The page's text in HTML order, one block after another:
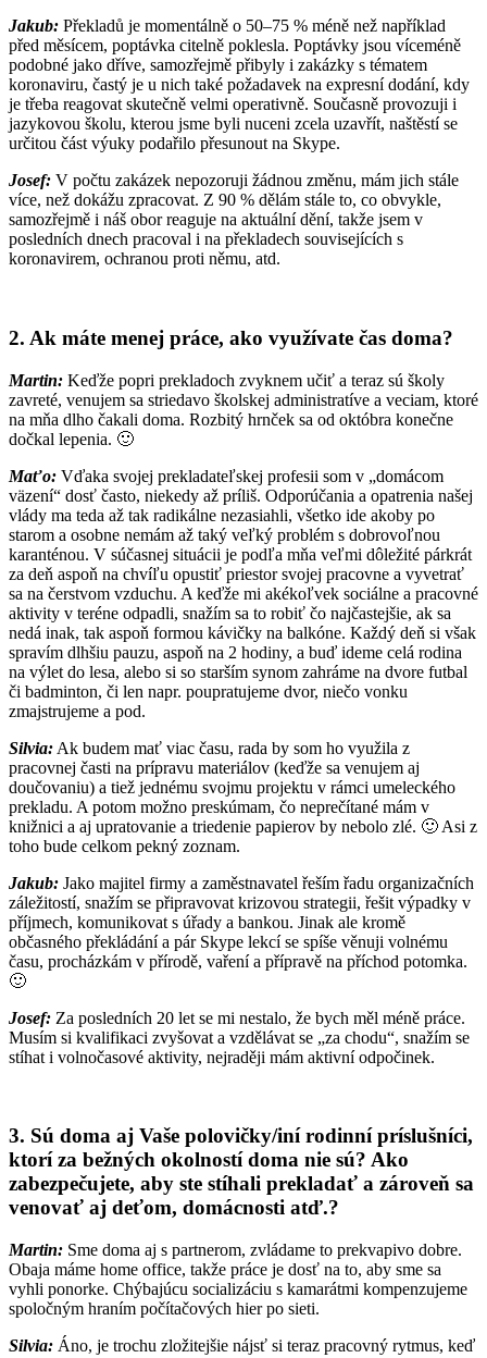
Jakub: Překladů je momentálně o 50–75 % méně než například
před měsícem, poptávka citelně poklesla. Poptávky jsou víceméně
podobné jako dříve, samozřejmě přibyly i zakázky s tématem
koronaviru, častý je u nich také požadavek na expresní dodání, kdy
je třeba reagovat skutečně velmi operativně. Současně provozuji i
jazykovou školu, kterou jsme byli nuceni zcela uzavřít, naštěstí se
určitou část výuky podařilo přesunout na Skype.
Josef: V počtu zakázek nepozoruji žádnou změnu, mám jich stále
více, než dokážu zpracovat. Z 90 % dělám stále to, co obvykle,
samozřejmě i náš obor reaguje na aktuální dění, takže jsem v
posledních dnech pracoval i na překladech souvisejících s
koronavirem, ochranou proti němu, atd.
2. Ak máte menej práce, ako využívate čas doma?
Martin: Keďže popri prekladoch zvyknem učiť a teraz sú školy
zavreté, venujem sa striedavo školskej administratíve a veciam, ktoré
na mňa dlho čakali doma. Rozbitý hrnček sa od októbra konečne
dočkal lepenia. 🙂
Maťo: Vďaka svojej prekladateľskej profesii som v „domácom
väzení“ dosť často, niekedy až príliš. Odporúčania a opatrenia našej
vlády ma teda až tak radikálne nezasiahli, všetko ide akoby po
starom a osobne nemám až taký veľký problém s dobrovoľnou
karanténou. V súčasnej situácii je podľa mňa veľmi dôležité párkrát
za deň aspoň na chvíľu opustiť priestor svojej pracovne a vyvetrať
sa na čerstvom vzduchu. A keďže mi akékoľvek sociálne a pracovné
aktivity v teréne odpadli, snažím sa to robiť čo najčastejšie, ak sa
nedá inak, tak aspoň formou kávičky na balkóne. Každý deň si však
spravím dlhšiu pauzu, aspoň na 2 hodiny, a buď ideme celá rodina
na výlet do lesa, alebo si so starším synom zahráme na dvore futbal
či badminton, či len napr. poupratujeme dvor, niečo vonku
zmajstrujeme a pod.
Silvia: Ak budem mať viac času, rada by som ho využila z
pracovnej časti na prípravu materiálov (keďže sa venujem aj
doučovaniu) a tiež jednému svojmu projektu v rámci umeleckého
prekladu. A potom možno preskúmam, čo neprečítané mám v
knižnici a aj upratovanie a triedenie papierov by nebolo zlé. 🙂 Asi z
toho bude celkom pekný zoznam.
Jakub: Jako majitel firmy a zaměstnavatel řeším řadu organizačních
záležitostí, snažím se připravovat krizovou strategii, řešit výpadky v
příjmech, komunikovat s úřady a bankou. Jinak ale kromě
občasného překládání a pár Skype lekcí se spíše věnuji volnému
času, procházkám v přírodě, vaření a přípravě na příchod potomka.
🙂
Josef: Za posledních 20 let se mi nestalo, že bych měl méně práce.
Musím si kvalifikaci zvyšovat a vzdělávat se „za chodu“, snažím se
stíhat i volnočasové aktivity, nejraději mám aktivní odpočinek.
3. Sú doma aj Vaše polovičky/iní rodinní príslušníci,
ktorí za bežných okolností doma nie sú? Ako
zabezpečujete, aby ste stíhali prekladať a zároveň sa
venovať aj deťom, domácnosti atď.?
Martin: Sme doma aj s partnerom, zvládame to prekvapivo dobre.
Obaja máme home office, takže práce je dosť na to, aby sme sa
vyhli ponorke. Chýbajúcu socializáciu s kamarátmi kompenzujeme
spoločným hraním počítačových hier po sieti.
Silvia: Áno, je trochu zložitejšie nájsť si teraz pracovný rytmus, keď